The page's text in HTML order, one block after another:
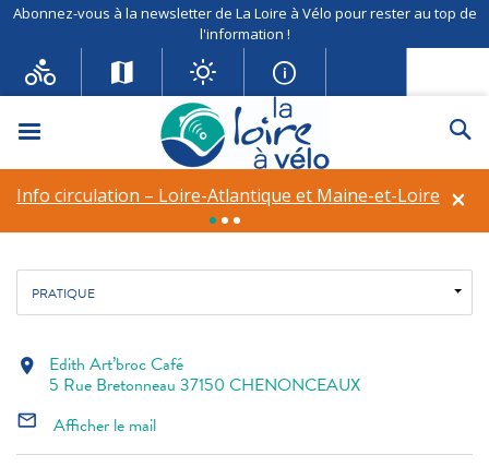
Abonnez-vous à la newsletter de La Loire à Vélo pour rester au top de
l'information !
Menu
×
Info circulation – Loire-Atlantique et Maine-et-Loire
Edith Art’broc Café
Fil d'ariane
Accueil Restauration Edith Art’broc Café
PRATIQUE
location_on Edith Art’broc Café
5 Rue Bretonneau 37150 CHENONCEAUX
mail_outline Afficher le mail